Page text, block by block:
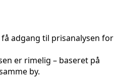
adgang til prisanalysen for
er rimelig – baseret på
by.